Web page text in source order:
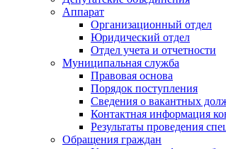
Аппарат
Организационный отдел
Юридический отдел
Отдел учета и отчетности
Муниципальная служба
Правовая основа
Порядок поступления
Сведения о вакантных
Контактная информация
Результаты проведения
Обращения граждан